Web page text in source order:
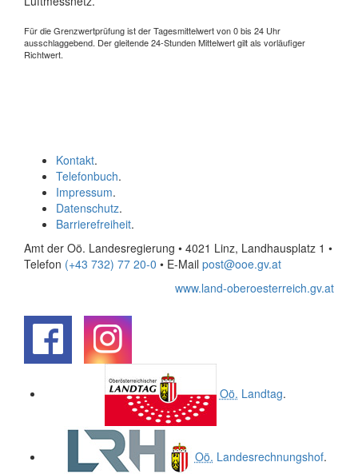
Für die Grenzwertprüfung ist der Tagesmittelwert von 0 bis 24 Uhr
ausschlaggebend. Der gleitende 24-Stunden Mittelwert gilt als vorläufiger
Richtwert.
Kontakt.
Telefonbuch.
Impressum.
Datenschutz.
Barrierefreiheit.
Amt der Oö. Landesregierung • 4021 Linz, Landhausplatz 1 •
Telefon (+43 732) 77 20-0 • E-Mail post@ooe.gv.at
www.land-oberoesterreich.gv.at
Oö. Landtag.
Oö. Landesrechnungshof.